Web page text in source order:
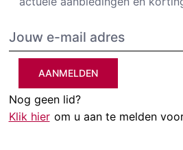
AANMELDEN
Nog geen lid?
Klik hier om u aan te melden